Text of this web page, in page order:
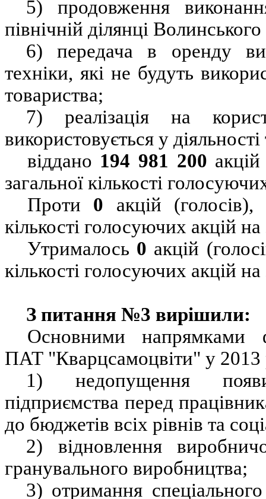
5) продовження
північній ділянці
6) передача в оренду
техніки, які не будуть
товариства;
7) реалізація на
використовується у
віддано 194 981 200
загальної кількості
Проти 0 акцій
кількості голосуючих акцій
Утрималось 0 акцій
кількості голосуючих акцій
З питання №3 вирішили:
Основними напрямками
ПАТ "Кварцсамоцвіти" у 2013
1) недопущення появи
підприємства перед
до бюджетів всіх рівнів та
2) відновлення
гранувального виробництва;
3) отримання